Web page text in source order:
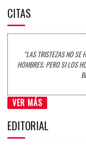
CITAS
“LAS TRISTEZAS NO SE
HOMBRES; PERO SI LOS
VER MÁS
EDITORIAL